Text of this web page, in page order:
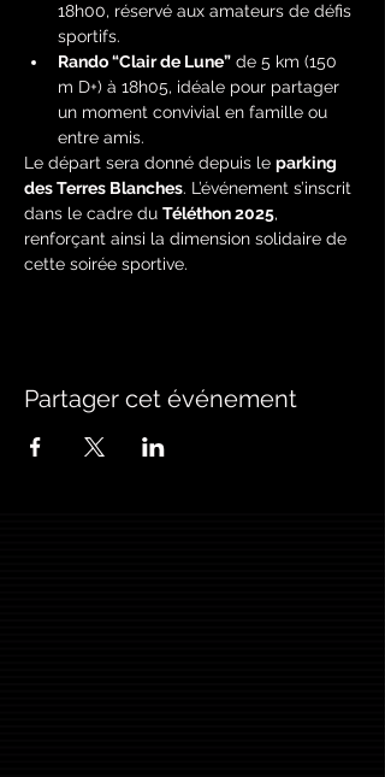
18h00, réservé aux amateurs de défis
sportifs.
Rando “Clair de Lune” de 5 km (150
m D+) à 18h05, idéale pour partager
un moment convivial en famille ou
entre amis.
Le départ sera donné depuis le parking
des Terres Blanches. L’événement s’inscrit
dans le cadre du Téléthon 2025,
renforçant ainsi la dimension solidaire de
cette soirée sportive.
Partager cet événement